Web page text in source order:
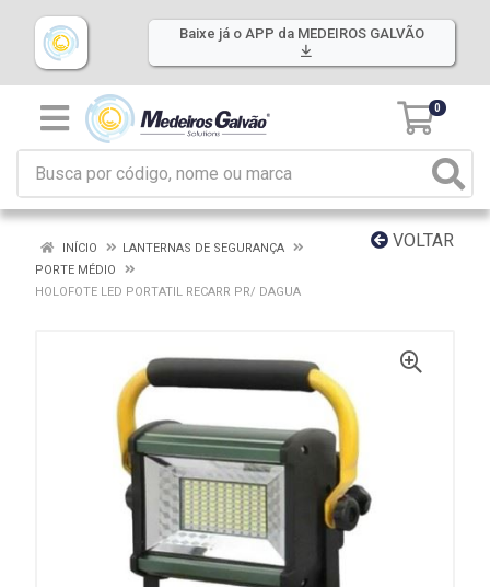
Baixe já o APP da MEDEIROS GALVÃO
0
VOLTAR
INÍCIO
LANTERNAS DE SEGURANÇA
PORTE MÉDIO
HOLOFOTE LED PORTATIL RECARR PR/ DAGUA